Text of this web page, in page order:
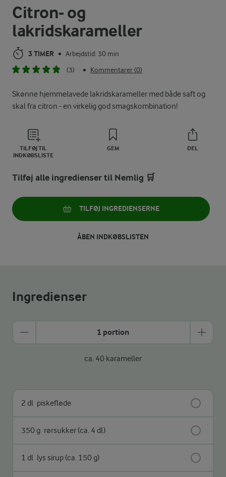
Citron- og
lakridskarameller
3 TIMER • Arbejdstid: 30 min
(3)
• Kommentarer (0)
Skønne hjemmelavede lakridskarameller med både saft og
skal fra citron - en virkelig god smagskombination!
TILFØJ TIL
INDKØBSLISTE
GEM DEL
Tilføj alle ingredienser til Nemlig 🛒
TILFØJ INGREDIENSERNE
ÅBEN INDKØBSLISTEN
Ingredienser
1 portion
ca. 40 karameller
2 dl piskefløde
350 g rørsukker (ca. 4 dl)
1 dl lys sirup (ca. 150 g)